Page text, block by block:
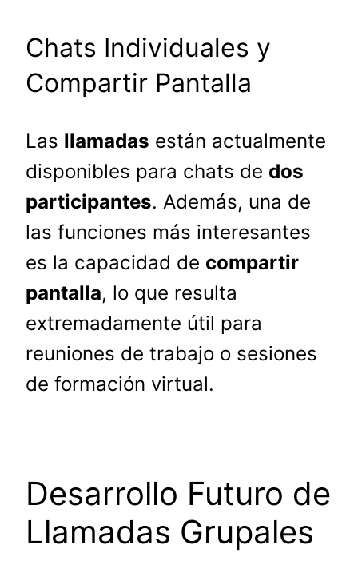
Chats Individuales y
Compartir Pantalla
Las llamadas están actualmente
disponibles para chats de dos
participantes. Además, una de
las funciones más interesantes
es la capacidad de compartir
pantalla, lo que resulta
extremadamente útil para
reuniones de trabajo o sesiones
de formación virtual.
Desarrollo Futuro de
Llamadas Grupales